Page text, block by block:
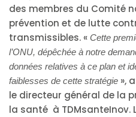
des membres du Comité
prévention et de lutte
transmissibles. « Cette
l’ONU, dépêchée à notre
données relatives à ce plan et
faiblesses de cette stratégie »,
le directeur général de la
la santé à TDMsanteInov.